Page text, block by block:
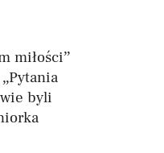
miłości”
byli